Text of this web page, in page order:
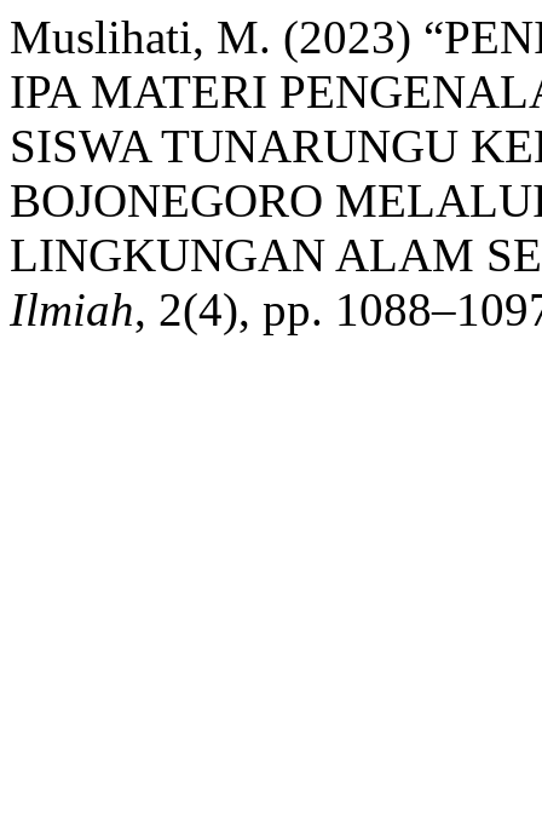
Muslihati, M. (2023)
IPA MATERI
SISWA TUNARUNGU
BOJONEGORO
LINGKUNGAN ALAM
Ilmiah, 2(4), pp.